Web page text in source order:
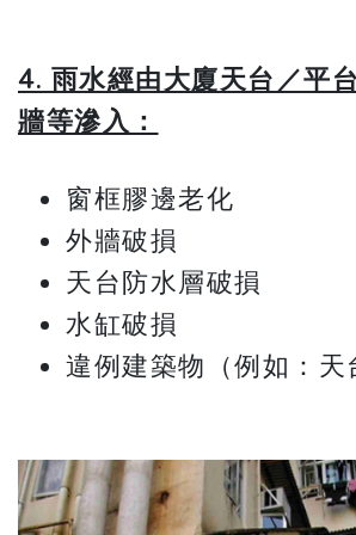
4. 雨水經由大廈天台／平
牆等滲入：
窗框膠邊老化
外牆破損
天台防水層破損
水缸破損
違例建築物（例如：天